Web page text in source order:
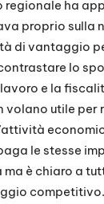
regionale ha
proprio sulla
di vantaggio
lo
lavoro e la
volano utile per
le stesse
è chiaro a